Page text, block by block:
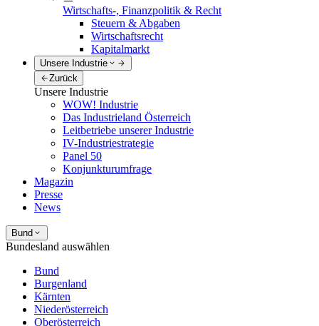
Wirtschafts-, Finanzpolitik & Recht
Steuern & Abgaben
Wirtschaftsrecht
Kapitalmarkt
Unsere Industrie
Zurück
Unsere Industrie
WOW! Industrie
Das Industrieland Österreich
Leitbetriebe unserer Industrie
IV-Industriestrategie
Panel 50
Konjunkturumfrage
Magazin
Presse
News
Bund
Bundesland auswählen
Bund
Burgenland
Kärnten
Niederösterreich
Oberösterreich